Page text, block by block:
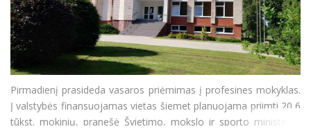
Pirmadienį prasideda vasaros priėmimas į profesines mokyklas.
Į valstybės finansuojamas vietas šiemet planuojama priimti 20,6
tūkst. mokinių, pranešė Švietimo, mokslo ir sporto ministerija